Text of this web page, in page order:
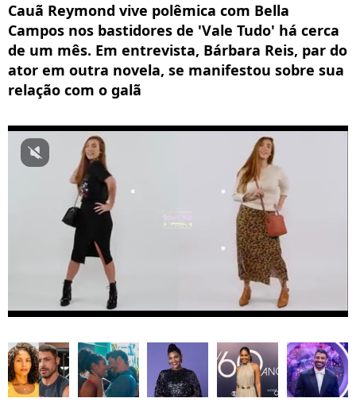
Cauã Reymond vive polêmica com Bella
Campos nos bastidores de 'Vale Tudo' há cerca
de um mês. Em entrevista, Bárbara Reis, par do
ator em outra novela, se manifestou sobre sua
relação com o galã